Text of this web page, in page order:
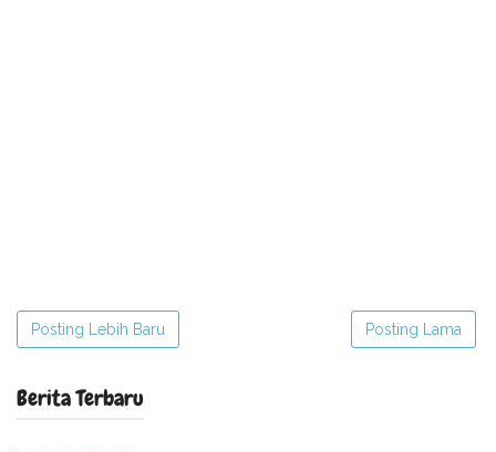
Posting Lebih Baru Posting Lama
Berita Terbaru